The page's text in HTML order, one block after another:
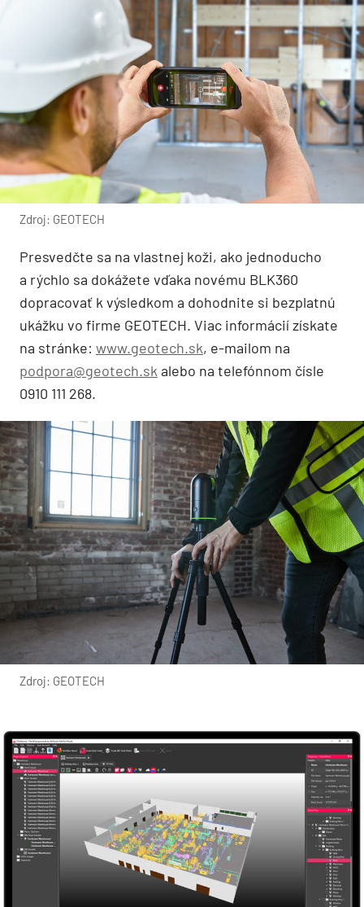
Zdroj: GEOTECH
Presvedčte sa na vlastnej koži, ako jednoducho
a rýchlo sa dokážete vďaka novému BLK360
dopracovať k výsledkom a dohodnite si bezplatnú
ukážku vo firme GEOTECH. Viac informácií získate
na stránke: www.geotech.sk, e-mailom na
podpora@geotech.skalebo na telefónnom čísle
0910 111 268.
Zdroj: GEOTECH